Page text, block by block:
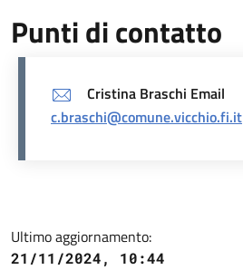
Punti di contatto
Cristina Braschi Email
c.braschi@comune.vicchio.fi.it
Ultimo aggiornamento:
21/11/2024, 10:44